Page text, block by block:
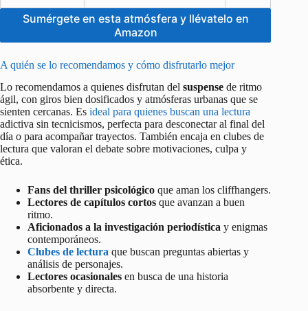
Sumérgete en esta atmósfera y llévatelo en
Amazon
A quién se lo recomendamos y cómo disfrutarlo mejor
Lo recomendamos a quienes disfrutan del suspense de ritmo
ágil, con giros bien dosificados y atmósferas urbanas que se
sienten cercanas. Es ideal para quienes buscan una lectura
adictiva sin tecnicismos, perfecta para desconectar al final del
día o para acompañar trayectos. También encaja en clubes de
lectura que valoran el debate sobre motivaciones, culpa y
ética.
Fans del thriller psicológico que aman los cliffhangers.
Lectores de capítulos cortos que avanzan a buen
ritmo.
Aficionados a la investigación periodística y enigmas
contemporáneos.
Clubes de lectura que buscan preguntas abiertas y
análisis de personajes.
Lectores ocasionales en busca de una historia
absorbente y directa.